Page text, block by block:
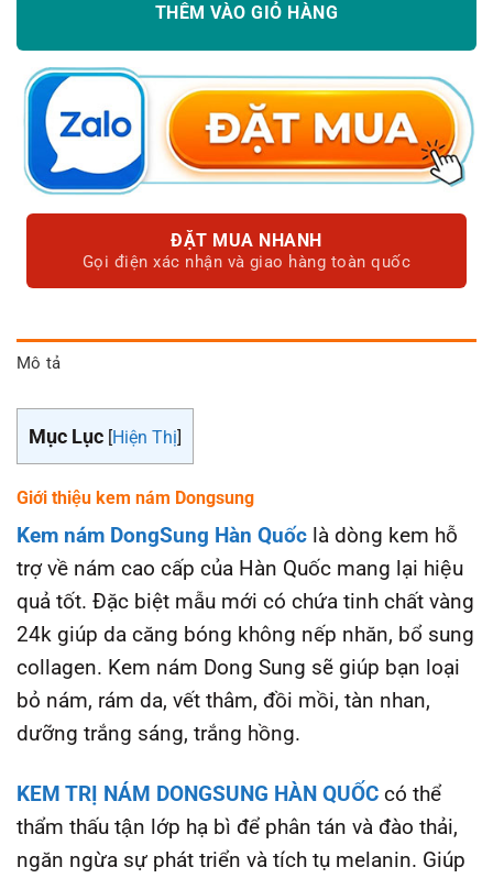
THÊM VÀO GIỎ HÀNG
ĐẶT MUA NHANH
Gọi điện xác nhận và giao hàng toàn quốc
Mô tả
Mục Lục [Hiện Thị]
Giới thiệu kem nám Dongsung
Kem nám DongSung Hàn Quốc là dòng kem hỗ
trợ về nám cao cấp của Hàn Quốc mang lại hiệu
quả tốt. Đặc biệt mẫu mới có chứa tinh chất vàng
24k giúp da căng bóng không nếp nhăn, bổ sung
collagen. Kem nám Dong Sung sẽ giúp bạn loại
bỏ nám, rám da, vết thâm, đồi mồi, tàn nhan,
dưỡng trắng sáng, trắng hồng.
KEM TRỊ NÁM DONGSUNG HÀN QUỐC có thể
thẩm thấu tận lớp hạ bì để phân tán và đào thải,
ngăn ngừa sự phát triển và tích tụ melanin. Giúp